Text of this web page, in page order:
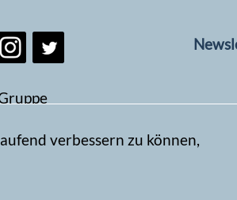
verbessern zu können,